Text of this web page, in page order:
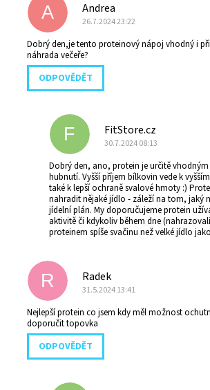
A Andrea
26.7.2024 23:22
Dobrý den,je tento proteinový nápoj vhodný i
náhrada večeře?
ODPOVĚDĚT
F FitStore.cz
30.7.2024 08:13
Dobrý den, ano, protein je určitě
hubnutí. Vyšší příjem bílkovin vede k
také k lepší ochraně svalové hmoty :)
nahradit nějaké jídlo - záleží na tom, jaký
jídelní plán. My doporučujeme protein
aktivitě či kdykoliv během dne
proteinem spíše svačinu než velké jídlo
R Radek
31.5.2024 13:41
Nejlepší protein co jsem kdy měl možnost
doporučit topovka
ODPOVĚDĚT